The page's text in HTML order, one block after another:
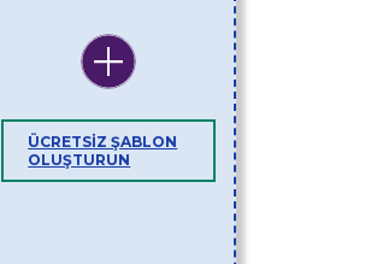
ÜCRETSIZ ŞABLON
OLUŞTURUN